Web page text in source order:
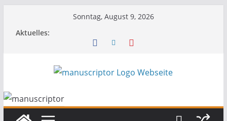
Sonntag, August 9, 2026
Aktuelles: